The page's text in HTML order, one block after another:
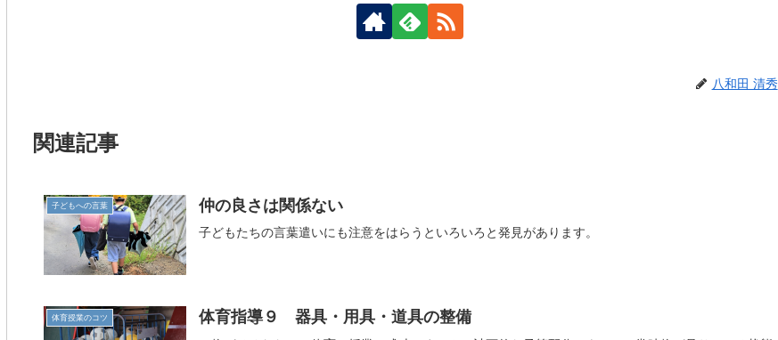
八和田 清秀
関連記事
子どもへの言葉 仲の良さは関係ない
子どもたちの言葉遣いにも注意をはらうといろいろと発見があります。
体育授業のコツ 体育指導９ 器具・用具・道具の整備